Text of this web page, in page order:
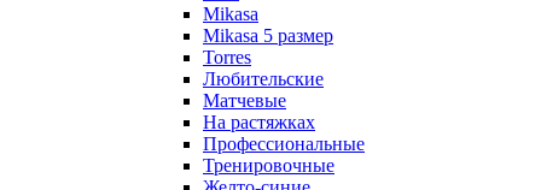
Mikasa
Mikasa 5 размер
Torres
Любительские
Матчевые
На растяжках
Профессиональные
Тренировочные